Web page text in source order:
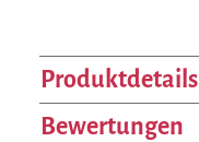
Produktdetails
Bewertungen